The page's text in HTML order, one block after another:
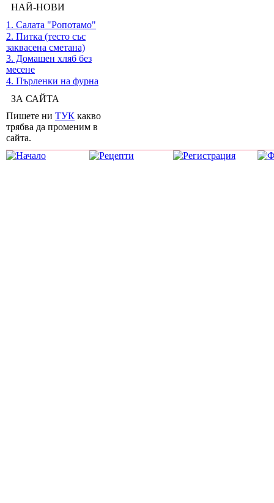
НАЙ-НОВИ
1. Салата "Ропотамо"
2. Питка (тесто със
заквасена сметана)
3. Домашен хляб без
месене
4. Пърленки на фурна
ЗА САЙТА
Пишете ни ТУК какво
трябва да променим в
сайта.